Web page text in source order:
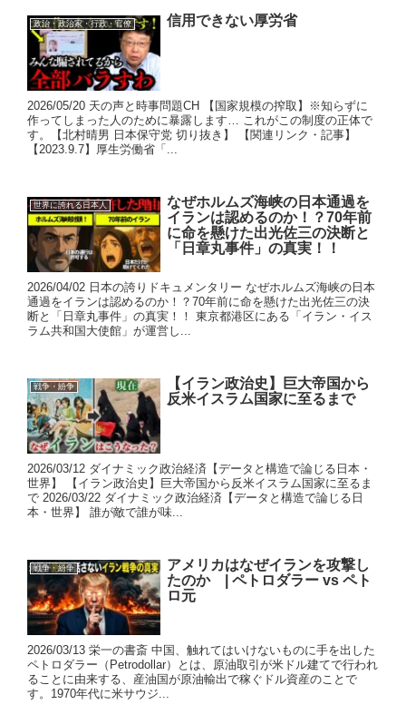
政治・政治家・行政・官僚 信用できない厚労省
2026/05/20 天の声と時事問題CH 【国家規模の搾取】※知らずに
作ってしまった人のために暴露します… これがこの制度の正体で
す。【北村晴男 日本保守党 切り抜き】 【関連リンク・記事】
【2023.9.7】厚生労働省「...
世界に誇れる日本人
なぜホルムズ海峡の日本通過を
イランは認めるのか！？70年前
に命を懸けた出光佐三の決断と
「日章丸事件」の真実！！
2026/04/02 日本の誇りドキュメンタリー なぜホルムズ海峡の日本
通過をイランは認めるのか！？70年前に命を懸けた出光佐三の決
断と「日章丸事件」の真実！！ 東京都港区にある「イラン・イス
ラム共和国大使館」が運営し...
戦争・紛争
【イラン政治史】巨大帝国から
反米イスラム国家に至るまで
2026/03/12 ダイナミック政治経済【データと構造で論じる日本・
世界】 【イラン政治史】巨大帝国から反米イスラム国家に至るま
で 2026/03/22 ダイナミック政治経済【データと構造で論じる日
本・世界】 誰が敵で誰が味...
戦争・紛争
アメリカはなぜイランを攻撃し
たのか | ペトロダラー vs ペト
ロ元
2026/03/13 栄一の書斎 中国、触れてはいけないものに手を出した
ペトロダラー（Petrodollar）とは、原油取引が米ドル建てで行われ
ることに由来する、産油国が原油輸出で稼ぐドル資産のことで
す。1970年代に米サウジ...